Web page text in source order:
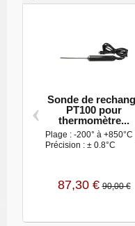
Sonde de
PT100 pour
thermomètre...
Plage : -200° à +850°C |
Précision : ± 0.8°C
87,30 € 90,00 €
‹